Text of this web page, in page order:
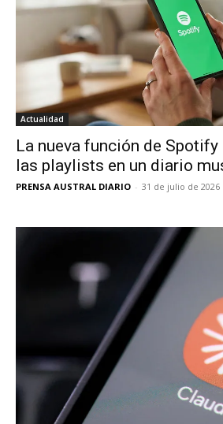
Actualidad
La nueva función de
las playlists en un diario
PRENSA AUSTRAL DIARIO - 31 de julio de 2026